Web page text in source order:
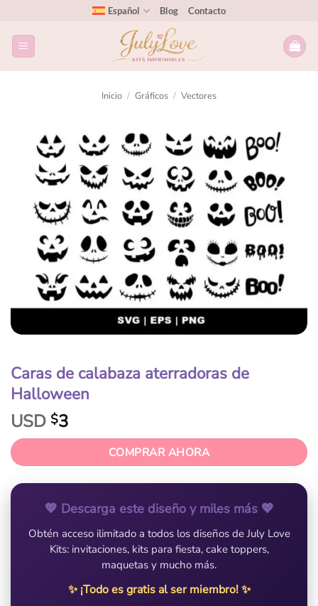
Español Blog Contacto
Inicio / Gráficos / Vectores
Caras de calabaza aterradoras de
Halloween
USD $3
COMPRAR AHORA
💖 Descarga este diseño y miles más 💖
Obtén acceso ilimitado a todos los diseños de July Love
Kits: invitaciones, kits para fiesta, cake toppers,
maquetas y mucho más.
✨ ¡Todo es gratis al ser miembro! ✨